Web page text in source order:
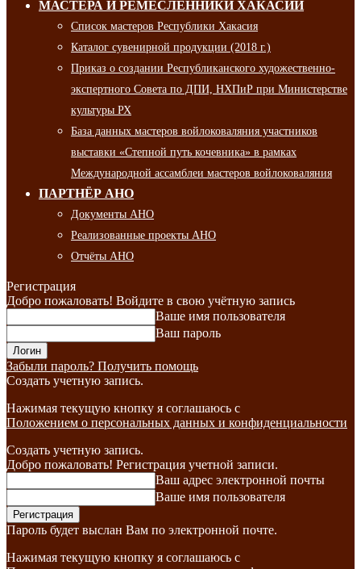
МАСТЕРА И РЕМЕСЛЕННИКИ ХАКАСИИ
Список мастеров Республики Хакасия
Каталог сувенирной продукции (2018 г.)
Приказ о создании Республиканского художественно-
экспертного Совета по ДПИ, НХПиР при Министерстве
культуры РХ
База данных мастеров войлоковаляния участников
выставки «Степной путь кочевника» в рамках
Международной ассамблеи мастеров войлоковаляния
ПАРТНЁР АНО
Документы АНО
Реализованные проекты АНО
Отчёты АНО
Регистрация
Добро пожаловать! Войдите в свою учётную запись
Ваше имя пользователя
Ваш пароль
Забыли пароль? Получить помощь
Создать учетную запись.
Нажимая текущую кнопку я соглашаюсь с
Положением о персональных данных и конфиденциальности
Создать учетную запись.
Добро пожаловать! Регистрация учетной записи.
Ваш адрес электронной почты
Ваше имя пользователя
Пароль будет выслан Вам по электронной почте.
Нажимая текущую кнопку я соглашаюсь с